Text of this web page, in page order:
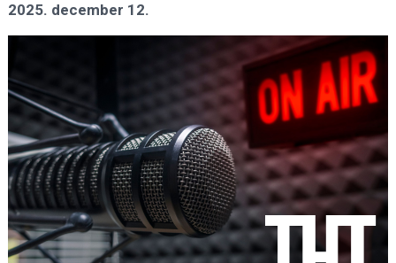
2025. december 12.